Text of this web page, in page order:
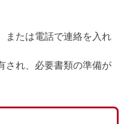
または電話で連絡を入れ
され、必要書類の準備が